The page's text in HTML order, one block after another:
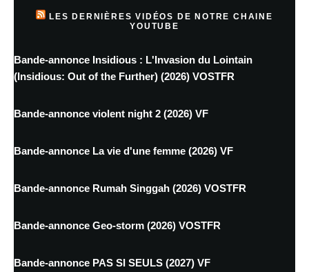
LES DERNIÈRES VIDÉOS DE NOTRE CHAINE
YOUTUBE
Bande-annonce Insidious : L'Invasion du Lointain
(Insidious: Out of the Further) (2026) VOSTFR
Bande-annonce violent night 2 (2026) VF
Bande-annonce La vie d'une femme (2026) VF
Bande-annonce Rumah Singgah (2026) VOSTFR
Bande-annonce Geo-storm (2026) VOSTFR
Bande-annonce PAS SI SEULS (2027) VF